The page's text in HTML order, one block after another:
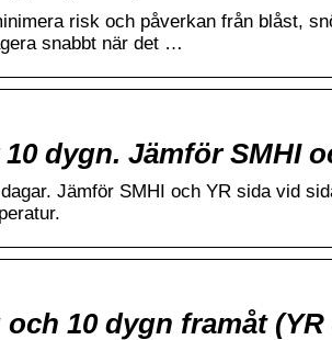
risk och påverkan från blåst,
snabbt när det …
dygn. Jämför SMHI
Jämför SMHI och YR sida vid
10 dygn framåt (YR